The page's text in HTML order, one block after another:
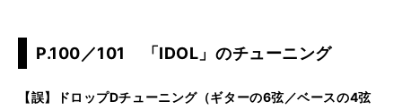
P.100／101 「IDOL」のチューニング
【誤】ドロップDチューニング（ギターの6弦／ベースの4弦